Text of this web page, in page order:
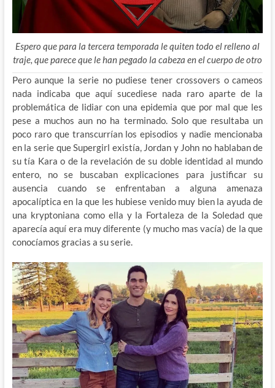
Espero que para la tercera temporada le quiten todo el relleno al
traje, que parece que le han pegado la cabeza en el cuerpo de otro
Pero aunque la serie no pudiese tener crossovers o cameos
nada indicaba que aquí sucediese nada raro aparte de la
problemática de lidiar con una epidemia que por mal que les
pese a muchos aun no ha terminado. Solo que resultaba un
poco raro que transcurrían los episodios y nadie mencionaba
en la serie que Supergirl existía, Jordan y John no hablaban de
su tía Kara o de la revelación de su doble identidad al mundo
entero, no se buscaban explicaciones para justificar su
ausencia cuando se enfrentaban a alguna amenaza
apocalíptica en la que les hubiese venido muy bien la ayuda de
una kryptoniana como ella y la Fortaleza de la Soledad que
aparecía aquí era muy diferente (y mucho mas vacía) de la que
conocíamos gracias a su serie.